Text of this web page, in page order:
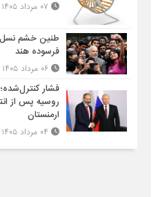
طنین خشم نسل
فرسوده هند
فشار
روسیه پس از
ارمنستان